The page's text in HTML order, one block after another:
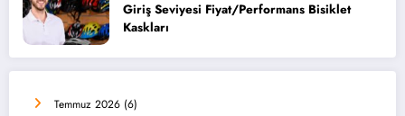
Giriş Seviyesi Fiyat/Performans Bisiklet
Kaskları
Temmuz 2026 (6)